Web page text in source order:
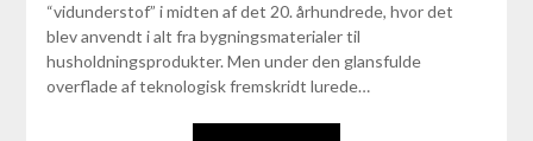
“vidunderstof” i midten af det 20. århundrede, hvor det
blev anvendt i alt fra bygningsmaterialer til
husholdningsprodukter. Men under den glansfulde
overflade af teknologisk fremskridt lurede…